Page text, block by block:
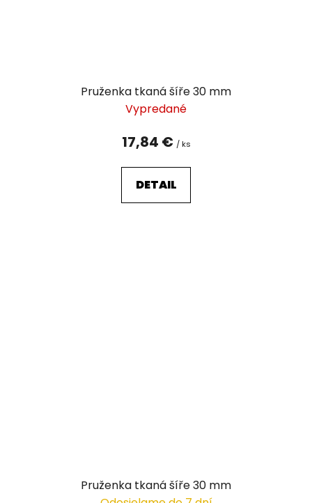
Pruženka tkaná šíře 30 mm
Vypredané
17,84 € / ks
DETAIL
Pruženka tkaná šíře 30 mm